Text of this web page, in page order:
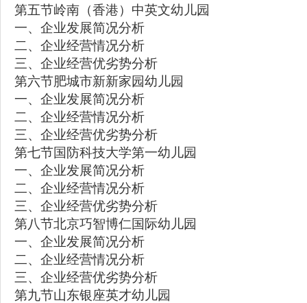
第五节岭南（香港）中英文幼儿园
一、企业发展简况分析
二、企业经营情况分析
三、企业经营优劣势分析
第六节肥城市新新家园幼儿园
一、企业发展简况分析
二、企业经营情况分析
三、企业经营优劣势分析
第七节国防科技大学第一幼儿园
一、企业发展简况分析
二、企业经营情况分析
三、企业经营优劣势分析
第八节北京巧智博仁国际幼儿园
一、企业发展简况分析
二、企业经营情况分析
三、企业经营优劣势分析
第九节山东银座英才幼儿园